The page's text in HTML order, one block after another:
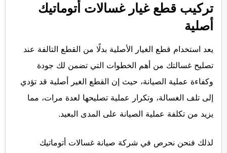
تركيب قطع غيار غسالات أتوماتيك
أصلية
يعد استخدام قطع الغيار الأصلية بدلًا من القطع التالفة عند
تصليح غسالتك من أهم الخطوات التي تضمن لك جودة
وكفاءة عملية الصيانة، حيث إن القطع الغير أصلية قد تؤدي
إلى تلف الغسالة، وتكرار عملية تصليحها لعدة مرات، مما
يزيد من تكلفة عملية الصيانة على المدى البعيد.
لذلك فنحن نحرص في شركة صيانة غسالات أتوماتيك